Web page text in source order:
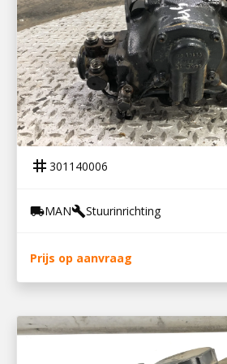
301140006
STUURHUIS TGX 10×8
tag 301140006
local_shippingMANbuildStuurinrichting
Prijs op aanvraag